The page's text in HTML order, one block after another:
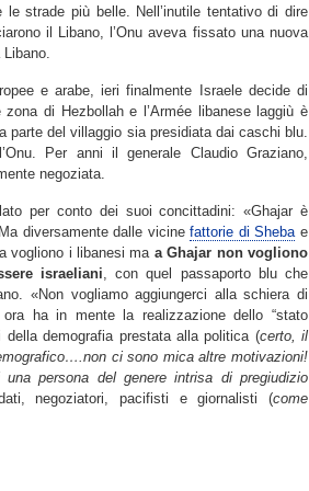
strade più belle. Nell’inutile tentativo di dire
il Libano, l’Onu aveva fissato una nuova
e arabe, ieri finalmente Israele decide di
di Hezbollah e l’Armée libanese laggiù è
parte del villaggio sia presidiata dai caschi blu.
Per anni il generale Claudio Graziano,
negoziata.
per conto dei suoi concittadini: «Ghajar è
diversamente dalle vicinefattorie di Shebae
vogliono i libanesi ma a Ghajar non vogliono
israeliani, con quel passaporto blu che
«Non vogliamo aggiungerci alla schiera di
ha in mente la realizzazione dello “stato
della demografia prestata alla politica (certo, il
ci sono mica altre motivazioni!
persona del genere intrisa di pregiudizio
negoziatori, pacifisti e giornalisti (come